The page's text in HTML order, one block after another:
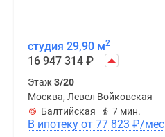
студия 29,90 м2
16 947 314 ₽
Этаж3/20
Москва, Левел Войковская
Балтийская
7 мин.
В ипотеку от 77 823 ₽/мес